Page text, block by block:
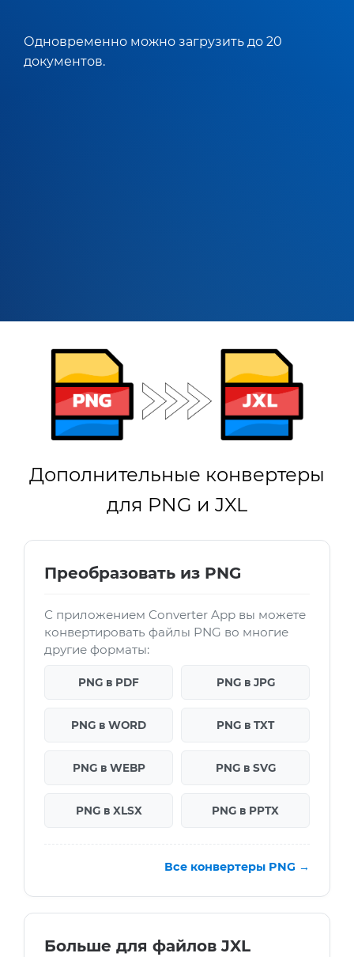
Одновременно можно загрузить до 20
документов.
Дополнительные конвертеры
для PNG и JXL
Преобразовать из PNG
С приложением Converter App вы можете
конвертировать файлы PNG во многие
другие форматы:
PNG в PDF PNG в JPG
PNG в WORD PNG в TXT
PNG в WEBP PNG в SVG
PNG в XLSX PNG в PPTX
Все конвертеры PNG →
Больше для файлов JXL